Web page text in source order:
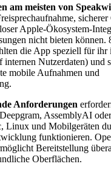
am meisten von
Apple-Ökosystem-
nicht bieten können.
die App speziell für ihr
internen Nutzerdaten) und
mobile Aufnahmen und
Anforderungen
AssemblyAI
Linux und Mobilgeräten
funktionieren.
Bereitstellung
Oberflächen.